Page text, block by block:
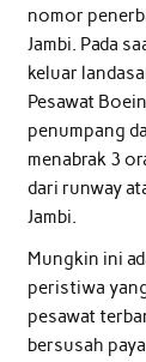
nomor
Jambi. Pada
keluar
Pesawat
penumpang
menabrak 3
dari runway
Jambi.
Mungkin ini
peristiwa
pesawat
bersusah